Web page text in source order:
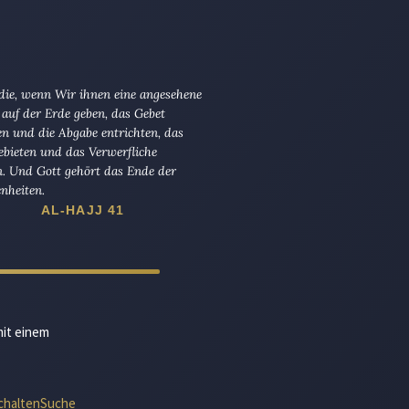
wenn Wir ihnen eine angesehene
der Erde geben, das Gebet
und die Abgabe entrichten, das
und das Verwerfliche
Und Gott gehört das Ende der
AL-HAJJ 41
einem
Suche